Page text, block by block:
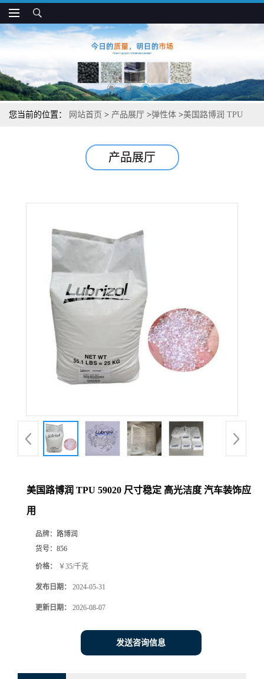
您当前的位置： 网站首页 > 产品展厅 >弹性体 >美国路博润 TPU
产品展厅
美国路博润 TPU 59020 尺寸稳定 高光洁度 汽车装饰应
用
品牌： 路博润
货号： 856
价格： ￥35/千克
发布日期： 2024-05-31
更新日期： 2026-08-07
发送咨询信息